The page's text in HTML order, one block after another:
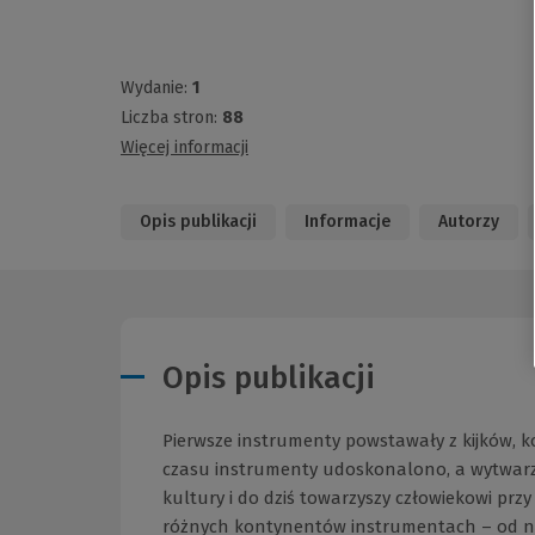
Wydanie: 1
Liczba stron: 88
Więcej informacji
Opis publikacji Informacje Autorzy
Opis publikacji
Pierwsze instrumenty powstawały z kijków,
czasu instrumenty udoskonalono, a
kultury i do dziś towarzyszy człowiekowi
różnych kontynentów instrumentach – od